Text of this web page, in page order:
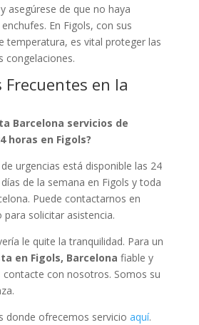
asegúrese de que no haya
En Figols, con sus
temperatura, es vital proteger las
congelaciones.
Frecuentes en la
Barcelona servicios de
horas en Figols?
urgencias está disponible las 24
de la semana en Figols y toda
Puede contactarnos en
solicitar asistencia.
le quite la tranquilidad. Para un
en Figols, Barcelona fiable y
contacte con nosotros. Somos su
donde ofrecemos servicio aquí.